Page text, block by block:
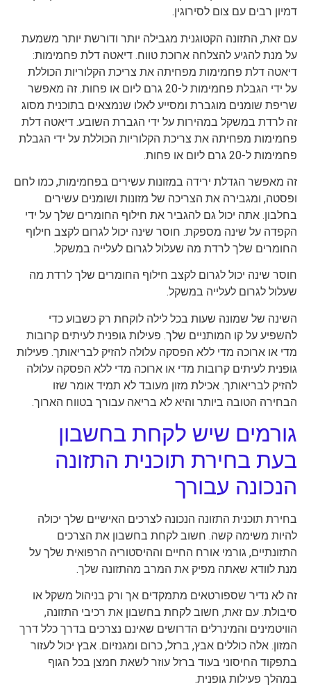
דמיון רבים עם צום לסירוגין.
עם זאת, התזונה הקטוגנית מגבילה יותר ודורשת יותר משמעת
על מנת להגיע להצלחה ארוכת טווח. דיאטה דלת פחמימות:
דיאטה דלת פחמימות מפחיתה את צריכת הקלוריות הכוללת
על ידי הגבלת פחמימות ל-20 גרם ליום או פחות. זה מאפשר
שריפת שומנים מוגברת ומסייע לאלו שנמצאים בתוכנית מסוג
זה לרדת במשקל במהירות על ידי הגברת השובע. דיאטה דלת
פחמימות מפחיתה את צריכת הקלוריות הכוללת על ידי הגבלת
פחמימות ל-20 גרם ליום או פחות.
זה מאפשר הגדלת ירידה במזונות עשירים בפחמימות, כמו לחם
ופסטה, ומגבירה את הצריכה של מזונות ושומנים עשירים
בחלבון. אתה יכול גם להגביר את חילוף החומרים שלך על ידי
הקפדה על שינה מספקת. חוסר שינה יכול לגרום לקצב חילוף
החומרים שלך לרדת מה שעלול לגרום לעלייה במשקל.
חוסר שינה יכול לגרום לקצב חילוף החומרים שלך לרדת מה
שעלול לגרום לעלייה במשקל.
השינה של שמונה שעות בכל לילה לוקחת רק כשבוע כדי
להשפיע על קו המותניים שלך. פעילות גופנית לעיתים קרובות
מדי או ארוכה מדי ללא הפסקה עלולה להזיק לבריאותך. פעילות
גופנית לעיתים קרובות מדי או ארוכה מדי ללא הפסקה עלולה
להזיק לבריאותך. אכילת מזון מעובד לא תמיד אומר שזו
הבחירה הטובה ביותר והיא לא בריאה עבורך בטווח הארוך.
גורמים שיש לקחת בחשבון
בעת בחירת תוכנית התזונה
הנכונה עבורך
בחירת תוכנית התזונה הנכונה לצרכים האישיים שלך יכולה
להיות משימה קשה. חשוב לקחת בחשבון את הצרכים
התזונתיים, גורמי אורח החיים וההיסטוריה הרפואית שלך על
מנת לוודא שאתה מפיק את המרב מהתזונה שלך.
זה לא נדיר שספורטאים מתמקדים אך ורק בניהול משקל או
סיבולת. עם זאת, חשוב לקחת בחשבון את רכיבי התזונה,
הוויטמינים והמינרלים הדרושים שאינם נצרכים בדרך כלל דרך
המזון. אלה כוללים אבץ, ברזל, כרום ומגנזיום. אבץ יכול לעזור
בתפקוד החיסוני בעוד ברזל עוזר לשאת חמצן בכל הגוף
במהלך פעילות גופנית.